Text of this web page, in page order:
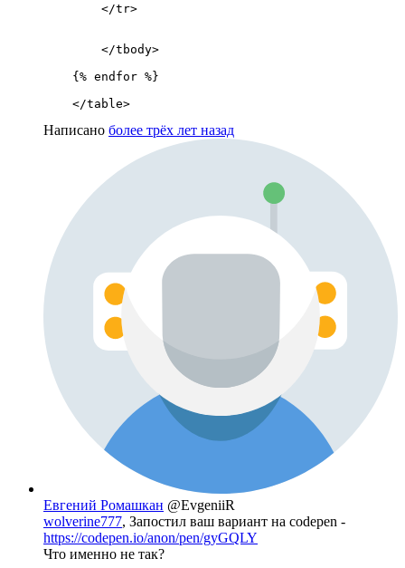
        </tr>
        </tbody>
    {% endfor %}
    </table>
Написано более трёх лет назад
Евгений Ромашкан @EvgeniiR
wolverine777, Запостил ваш вариант на codepen -
https://codepen.io/anon/pen/gyGQLY
Что именно не так?